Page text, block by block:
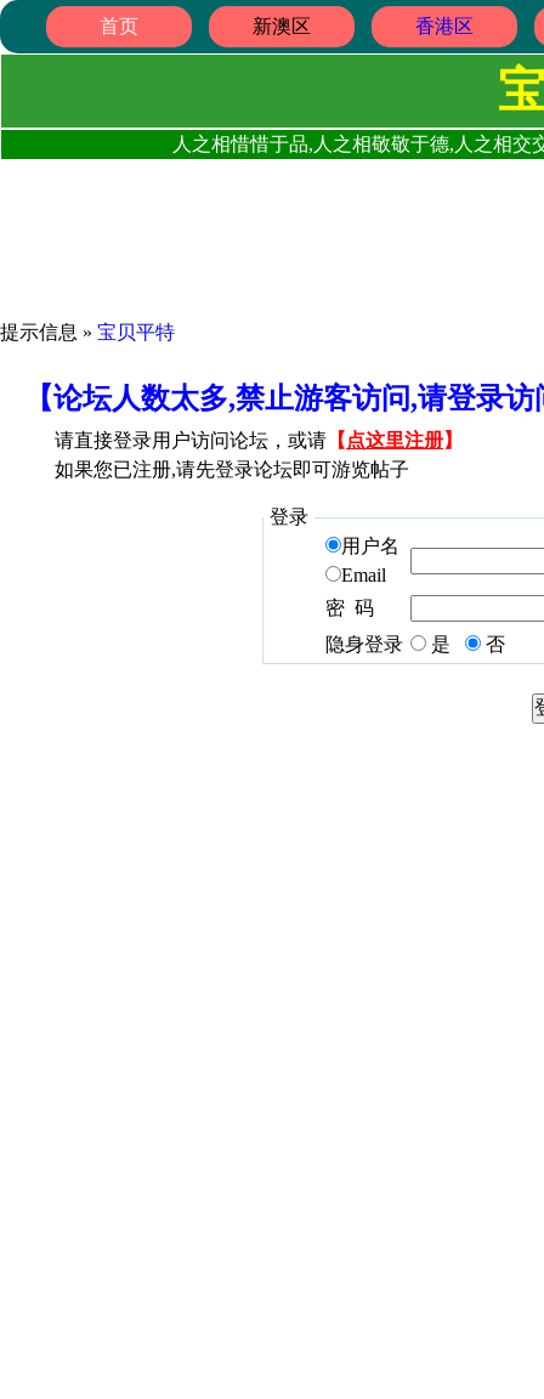
首页 新澳区 香港区
人之相惜惜于品,人之相敬敬于德,人之相
提示信息 » 宝贝平特
【论坛人数太多,禁止游客访问,请登录
请直接登录用户访问论坛，或请 【 点这里注册】
如果您已注册,请先登录论坛即可游览帖子
登录
用户名
Email
密 码
隐身登录
是 否